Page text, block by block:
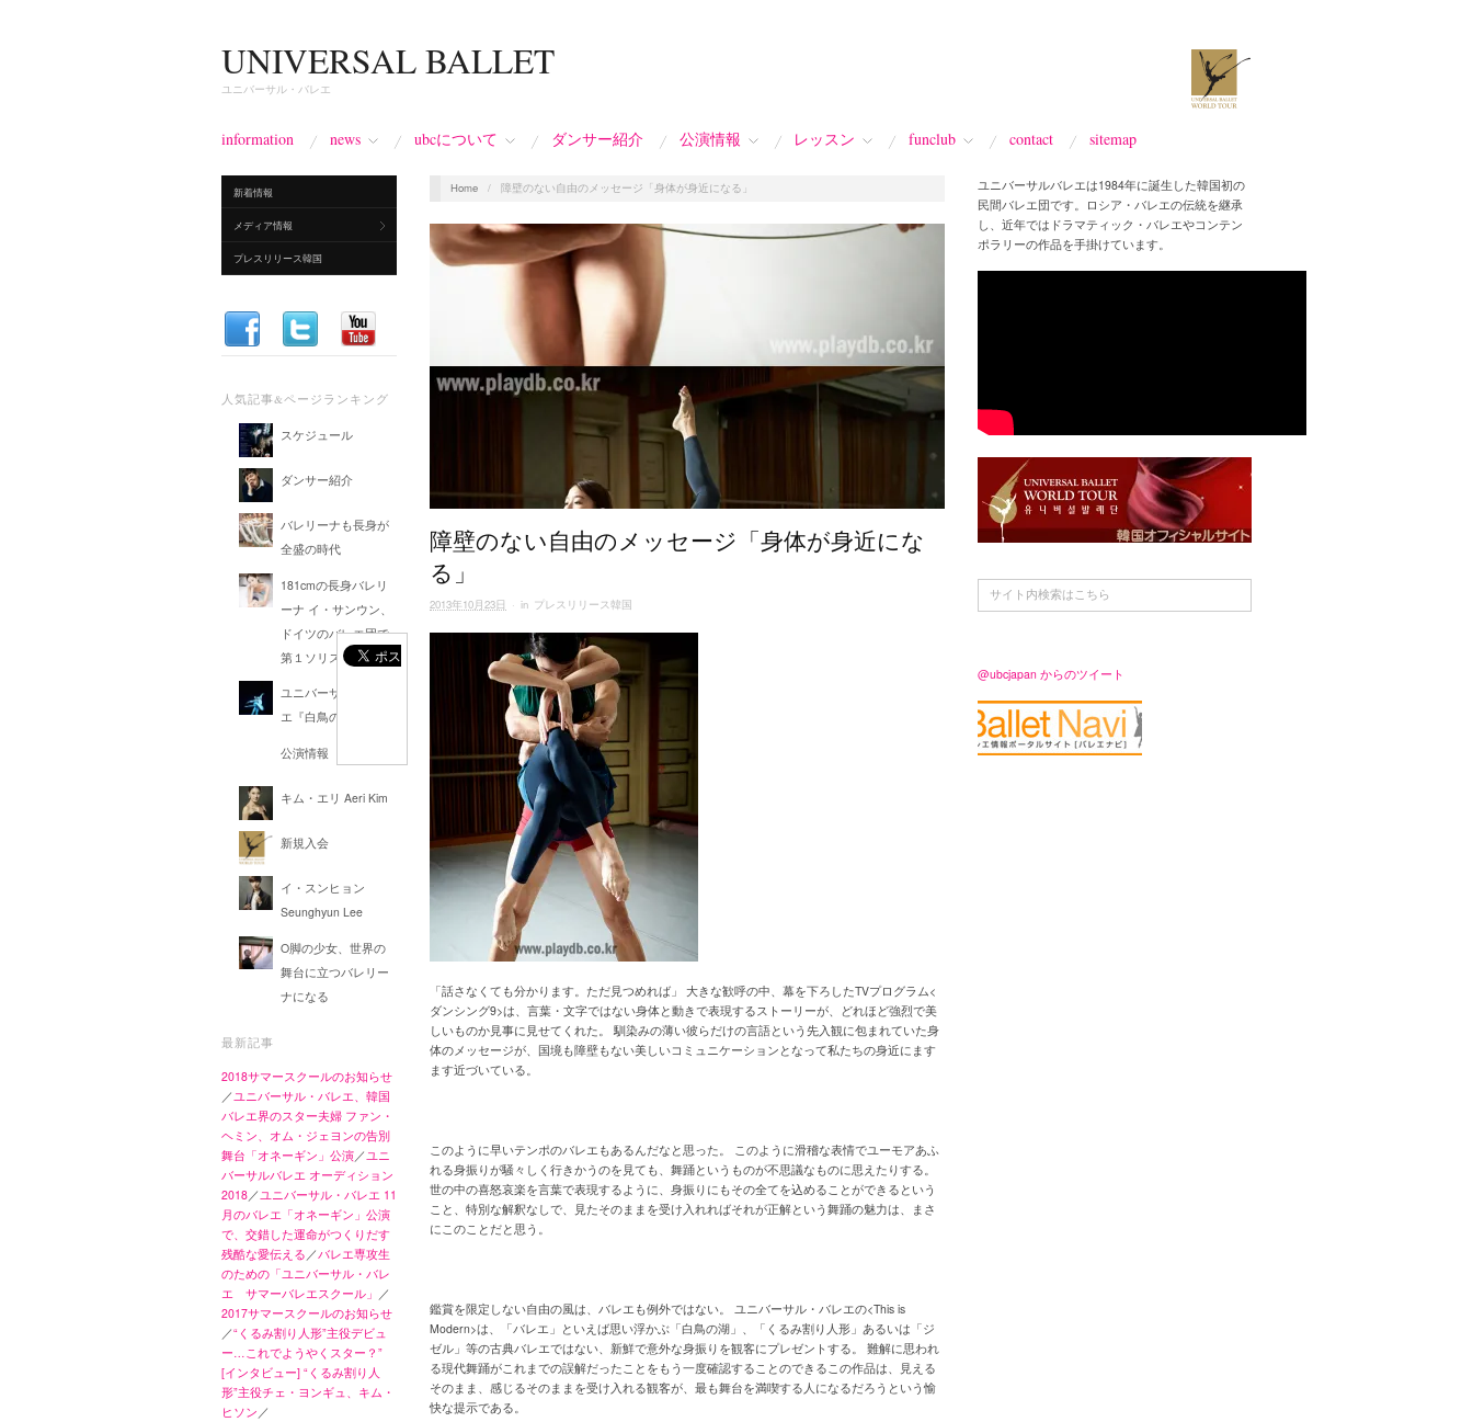
UNIVERSAL BALLET
ユニバーサル・バレエ
information news ubcについて ダンサー紹介 公演情報 レッスン funclub contact sitemap
新着情報
メディア情報
プレスリリース韓国
人気記事&ページランキング
スケジュール
ダンサー紹介
バレリーナも長身が
全盛の時代
181cmの長身バレリ
ーナ イ・サンウン、
ドイツのバレエ団で
第１ソリストに昇格
ユニバーサル・バレ
エ『白鳥の湖』
公演情報
キム・エリ Aeri Kim
新規入会
イ・スンヒョン
Seunghyun Lee
O脚の少女、世界の
舞台に立つバレリー
ナになる
最新記事
2018サマースクールのお知らせ
／ユニバーサル・バレエ、韓国
バレエ界のスター夫婦 ファン・
ヘミン、オム・ジェヨンの告別
舞台「オネーギン」公演／ユニ
バーサルバレエ オーディション
2018／ユニバーサル・バレエ 11
月のバレエ「オネーギン」公演
で、交錯した運命がつくりだす
残酷な愛伝える ／バレエ専攻生
のための「ユニバーサル・バレ
エ サマーバレエスクール」 ／
2017サマースクールのお知らせ
／“くるみ割り人形”主役デビュ
ー…これでようやくスター？”
[インタビュー] “くるみ割り人
形”主役チェ・ヨンギュ、キム・
ヒソン ／
Home / 障壁のない自由のメッセージ「身体が身近になる」
障壁のない自由のメッセージ「身体が身近にな
る」
2013年10月23日 · in プレスリリース韓国
「話さなくても分かります。ただ見つめれば」 大きな歓呼の中、幕を下ろしたTVプログラム<
ダンシング9>は、言葉・文字ではない身体と動きで表現するストーリーが、どれほど強烈で美
しいものか見事に見せてくれた。 馴染みの薄い彼らだけの言語という先入観に包まれていた身
体のメッセージが、国境も障壁もない美しいコミュニケーションとなって私たちの身近にます
ます近づいている。
このように早いテンポのバレエもあるんだなと思った。 このように滑稽な表情でユーモアあふ
れる身振りが騒々しく行きかうのを見ても、舞踊というものが不思議なものに思えたりする。
世の中の喜怒哀楽を言葉で表現するように、身振りにもその全てを込めることができるという
こと、特別な解釈なしで、見たそのままを受け入れればそれが正解という舞踊の魅力は、まさ
にこのことだと思う。
鑑賞を限定しない自由の風は、バレエも例外ではない。 ユニバーサル・バレエの<This is
Modern>は、「バレエ」といえば思い浮かぶ「白鳥の湖」、「くるみ割り人形」あるいは「ジ
ゼル」等の古典バレエではない、新鮮で意外な身振りを観客にプレゼントする。 難解に思われ
る現代舞踊がこれまでの誤解だったことをもう一度確認することのできるこの作品は、見える
そのまま、感じるそのままを受け入れる観客が、最も舞台を満喫する人になるだろうという愉
快な提示である。
ユニバーサルバレエは1984年に誕生した韓国初の
民間バレエ団です。ロシア・バレエの伝統を継承
し、近年ではドラマティック・バレエやコンテン
ポラリーの作品を手掛けています。
@ubcjapan からのツイート